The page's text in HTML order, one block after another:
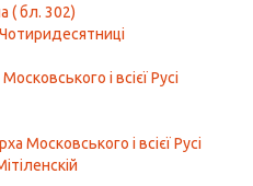
( бл. 302)
і всієї Русі
Московського і всієї Русі